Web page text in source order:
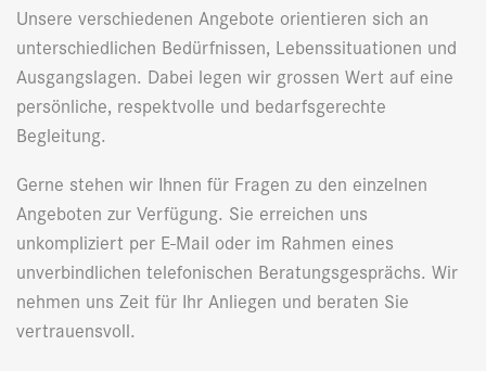
Unsere verschiedenen Angebote orientieren sich an
unterschiedlichen Bedürfnissen, Lebenssituationen und
Ausgangslagen. Dabei legen wir grossen Wert auf eine
persönliche, respektvolle und bedarfsgerechte
Begleitung.
Gerne stehen wir Ihnen für Fragen zu den einzelnen
Angeboten zur Verfügung. Sie erreichen uns
unkompliziert per E-Mail oder im Rahmen eines
unverbindlichen telefonischen Beratungsgesprächs. Wir
nehmen uns Zeit für Ihr Anliegen und beraten Sie
vertrauensvoll.